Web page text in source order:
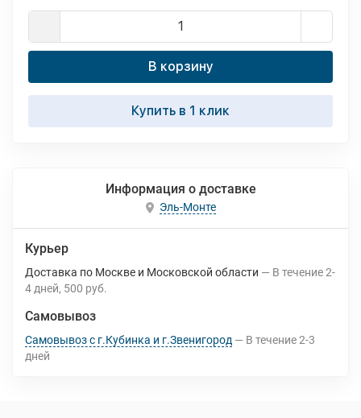
В корзину
Купить в 1 клик
Информация о доставке
Эль-Монте
Курьер
Доставка по Москве и Московской области В течение2-
4 дней 500 руб.
Самовывоз
Самовывоз с г.Кубинка и г.Звенигород В течение2-3
дней